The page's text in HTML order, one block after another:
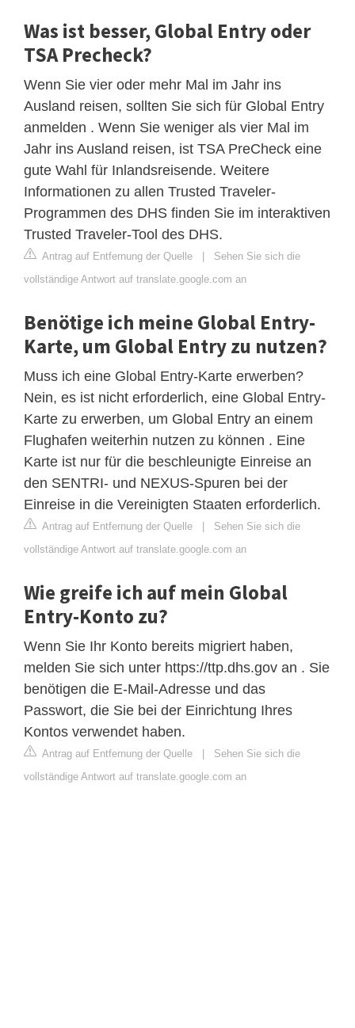
Was ist besser, Global Entry oder
TSA Precheck?
Wenn Sie vier oder mehr Mal im Jahr ins
Ausland reisen, sollten Sie sich für Global Entry
anmelden . Wenn Sie weniger als vier Mal im
Jahr ins Ausland reisen, ist TSA PreCheck eine
gute Wahl für Inlandsreisende. Weitere
Informationen zu allen Trusted Traveler-
Programmen des DHS finden Sie im interaktiven
Trusted Traveler-Tool des DHS.
Antrag auf Entfernung der Quelle | Sehen Sie sich die
vollständige Antwort auf translate.google.com an
Benötige ich meine Global Entry-
Karte, um Global Entry zu nutzen?
Muss ich eine Global Entry-Karte erwerben?
Nein, es ist nicht erforderlich, eine Global Entry-
Karte zu erwerben, um Global Entry an einem
Flughafen weiterhin nutzen zu können . Eine
Karte ist nur für die beschleunigte Einreise an
den SENTRI- und NEXUS-Spuren bei der
Einreise in die Vereinigten Staaten erforderlich.
Antrag auf Entfernung der Quelle | Sehen Sie sich die
vollständige Antwort auf translate.google.com an
Wie greife ich auf mein Global
Entry-Konto zu?
Wenn Sie Ihr Konto bereits migriert haben,
melden Sie sich unter https://ttp.dhs.gov an . Sie
benötigen die E-Mail-Adresse und das
Passwort, die Sie bei der Einrichtung Ihres
Kontos verwendet haben.
Antrag auf Entfernung der Quelle | Sehen Sie sich die
vollständige Antwort auf translate.google.com an